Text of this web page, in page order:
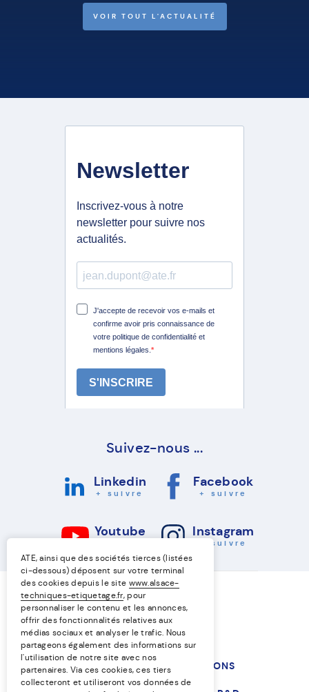
VOIR TOUT L'ACTUALITÉ
Suivez-nous ...
Linkedin
+ suivre
Facebook
+ suivre
Youtube Instagram
+ suivre
NOS TECHNIQUES NOS SOLUTIONS
ATE, ainsi que des sociétés tierces (listées
ci-dessous) déposent sur votre terminal
des cookies depuis le site www.alsace-
techniques-etiquetage.fr, pour
personnaliser le contenu et les annonces,
offrir des fonctionnalités relatives aux
médias sociaux et analyser le trafic. Nous
partageons également des informations sur
l'utilisation de notre site avec nos
partenaires. Via ces cookies, ces tiers
collecteront et utiliseront vos données de